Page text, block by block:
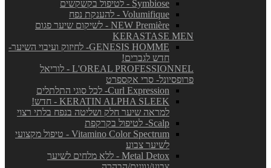
Symbiose - לטיפול בקשקשים
Volumifique - להענקת נפח
NEW Première - לשיקום שיער פגום
KERASTASE MEN
GENESIS HOMME- לחיזוק ועיבוי השיער-
חדש לגברים!
L'OREAL PROFESSIONNEL - לוריאל
פרופסיונל- סרי אקספרט
Curl Expression- לכל סוגי התלתלים
KERATIN ALPHA SLEEK - חדש!
למראה שיער חלק ושליטה בנפח בלתי רצוי
Scalp- לטיפול בקרקפת
Vitamino Color Spectrum - טיפול מקצועי
לשיער צבוע
Metal Detox - ללא מלחים לשיער